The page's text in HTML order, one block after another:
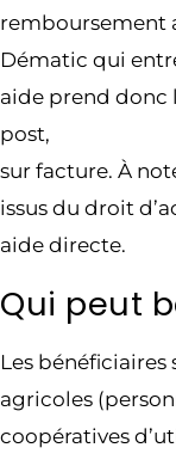
remboursement
Dématic qui
aide prend donc
post,
sur facture. À
issus du droit
aide directe.
Qui peut
Les
agricoles
coopératives